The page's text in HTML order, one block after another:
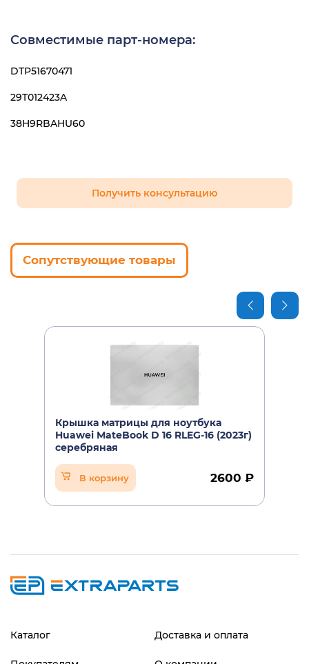
Совместимые парт-номера:
DTP51670471
29T012423A
38H9RBAHU60
Получить консультацию
Сопутствующие товары
Крышка матрицы для ноутбука
Huawei MateBook D 16 RLEG-16 (2023г)
серебряная
В корзину 2600 ₽
Каталог Доставка и оплата